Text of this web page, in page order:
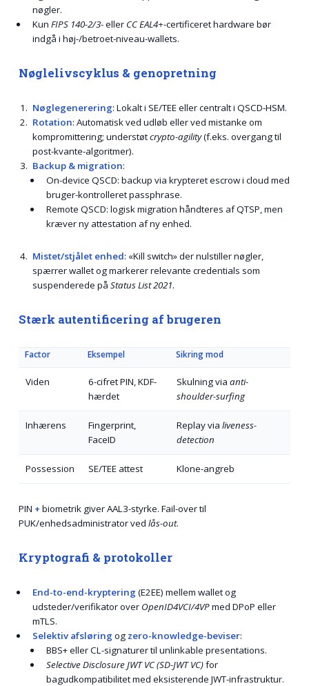
nøgler.
Kun FIPS 140-2/3- eller CC EAL4+-certificeret hardware bør
indgå i høj-/betroet-niveau-wallets.
Nøglelivscyklus & genopretning
Nøglegenerering: Lokalt i SE/TEE eller centralt i QSCD-HSM.
Rotation: Automatisk ved udløb eller ved mistanke om
kompromittering; understøtcrypto-agility(f.eks. overgang til
post-kvante-algoritmer).
Backup & migration:
On-device QSCD: backup via krypteret escrow i cloud med
bruger-kontrolleret passphrase.
Remote QSCD: logisk migration håndteres af QTSP, men
kræver ny attestation af ny enhed.
Mistet/stjålet enhed: «Kill switch» der nulstiller nøgler,
spærrer wallet og markerer relevante credentials som
suspenderede på Status List 2021.
Stærk autentificering af brugeren
Factor Eksempel Sikring mod
Viden
6-cifret PIN, KDF-
hærdet
Skulning via anti-
shoulder-surfing
Inhærens
Fingerprint,
FaceID
Replay via liveness-
detection
Possession SE/TEE attest Klone-angreb
PIN + biometrik giver AAL3-styrke. Fail-over til
PUK/enhedsadministrator ved lås-out.
Kryptografi & protokoller
End-to-end-kryptering (E2EE) mellem wallet og
udsteder/verifikator over OpenID4VCI/4VPmed DPoP eller
mTLS.
Selektiv afsløring og zero-knowledge-beviser:
BBS+ eller CL-signaturer til unlinkable presentations.
Selective Disclosure JWT VC (SD-JWT VC)for
bagudkompatibilitet med eksisterende JWT-infrastruktur.